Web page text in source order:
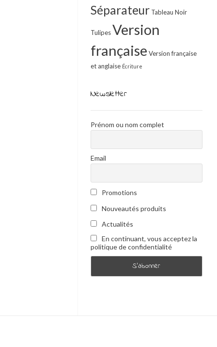
Séparateur Tableau Noir
TulipesVersion
française Version française
et anglaise Écriture
Newsletter
Prénom ou nom complet
Email
Promotions
Nouveautés produits
Actualités
En continuant, vous acceptez la
politique de confidentialité